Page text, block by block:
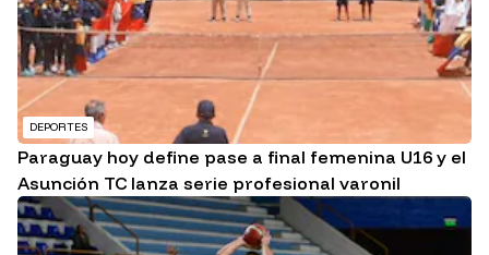
DEPORTES
Paraguay hoy define pase a final femenina U16 y el
Asunción TC lanza serie profesional varonil